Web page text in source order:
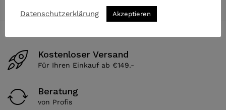
Kostenloser Versand
Für Ihren Einkauf ab €149.-
Beratung
von Profis
Datenschutzerklärung Akzeptieren